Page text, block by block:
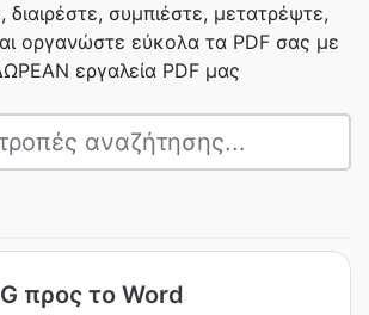
συμπιέστε, μετατρέψτε,
οργανώστε εύκολα τα PDF σας με
εργαλεία PDF μας
προς το Word